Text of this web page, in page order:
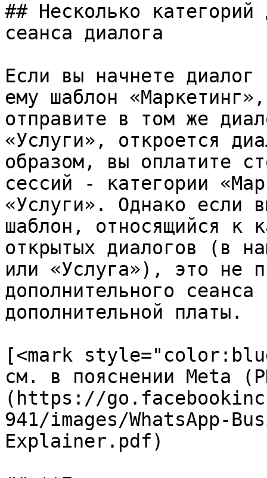
## Несколько
сеанса диалога
Если вы начнете диалог
ему шаблон
отправите в том же
«Услуги», откроется
образом, вы оплатите
сессий - категории
«Услуги». Однако если
шаблон, относящийся к
открытых диалогов (в
или «Услуга»), это не
дополнительного
дополнительной платы.
[<mark
см. в пояснении Meta
(https://
941/images/WhatsApp-
Explainer.pdf)